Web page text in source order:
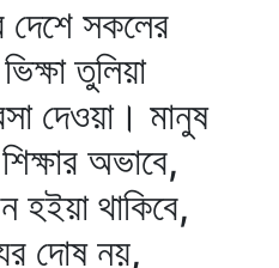
সকলের
তুলিয়া
দেওয়া। মানুষ
অভাবে,
হইয়া থাকিবে,
দোষ নয়,